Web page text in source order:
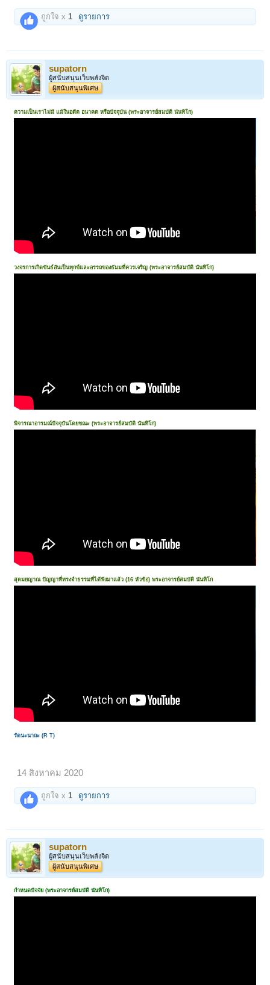
ถูกใจ x1 ดูรายการ
supatorn
ผู้สนับสนุนเว็บพลังจิต
ผู้สนับสนุนพิเศษ
ความเป็นเราไม่มี แม้ในอดีต อนาคต หรือปัจจุบัน (พระอาจารย์สมบัติ นันทิโก)
วงจรการเกิดขันธ์อันเป็นทุกข์และอรรถของธัมมที่ควรเจริญ (พระอาจารย์สมบัติ นันทิโก)
พิจารณาอารมณ์ปัจจุบันโดยขณะ (พระอาจารย์สมบัติ นันทิโก)
สุตมยญาณ ปัญญาที่ทรงจำธรรมที่ได้ฟังมาแล้ว (16 หัวข้อ) พระอาจารย์สมบัติ นันทิโก
รัตนะนาถะ (R T)
14 สิงหาคม 2020
ถูกใจ x 1 ดูรายการ
supatorn
ผู้สนับสนุนเว็บพลังจิต
ผู้สนับสนุนพิเศษ
กำหนดปัจจัย (พระอาจารย์สมบัติ นันทิโก)